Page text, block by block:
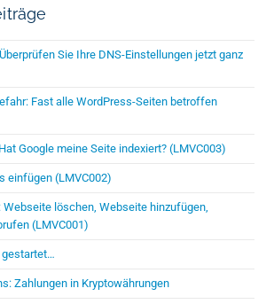
Sie Ihre DNS-Einstellungen jetzt ganz
Fast alle WordPress-Seiten betroffen
Google meine Seite indexiert? (LMVC003)
einfügen (LMVC002)
löschen, Webseite hinzufügen,
(LMVC001)
gestartet…
Zahlungen in Kryptowährungen